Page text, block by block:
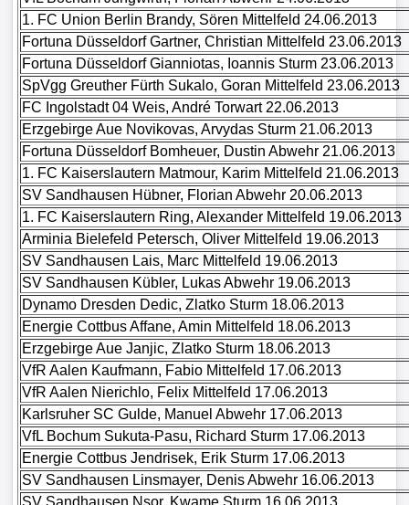
1. FC Union Berlin Brandy, Sören Mittelfeld 24.06.2013
Fortuna Düsseldorf Gartner, Christian Mittelfeld 23.06.2013
Fortuna Düsseldorf Gianniotas, Ioannis Sturm 23.06.2013
SpVgg Greuther Fürth Sukalo, Goran Mittelfeld 23.06.2013
FC Ingolstadt 04 Weis, André Torwart 22.06.2013
Erzgebirge Aue Novikovas, Arvydas Sturm 21.06.2013
Fortuna Düsseldorf Bomheuer, Dustin Abwehr 21.06.2013
1. FC Kaiserslautern Matmour, Karim Mittelfeld 21.06.2013
SV Sandhausen Hübner, Florian Abwehr 20.06.2013
1. FC Kaiserslautern Ring, Alexander Mittelfeld 19.06.2013
Arminia Bielefeld Petersch, Oliver Mittelfeld 19.06.2013
SV Sandhausen Lais, Marc Mittelfeld 19.06.2013
SV Sandhausen Kübler, Lukas Abwehr 19.06.2013
Dynamo Dresden Dedic, Zlatko Sturm 18.06.2013
Energie Cottbus Affane, Amin Mittelfeld 18.06.2013
Erzgebirge Aue Janjic, Zlatko Sturm 18.06.2013
VfR Aalen Kaufmann, Fabio Mittelfeld 17.06.2013
VfR Aalen Nierichlo, Felix Mittelfeld 17.06.2013
Karlsruher SC Gulde, Manuel Abwehr 17.06.2013
VfL Bochum Sukuta-Pasu, Richard Sturm 17.06.2013
Energie Cottbus Jendrisek, Erik Sturm 17.06.2013
SV Sandhausen Linsmayer, Denis Abwehr 16.06.2013
SV Sandhausen Nsor, Kwame Sturm 16.06.2013